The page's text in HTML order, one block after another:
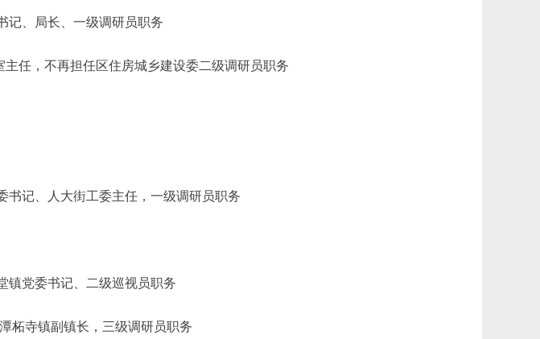
、局长、一级调研员职务
，不再担任区住房城乡建设委二级调研员职务
记、人大街工委主任，一级调研员职务
党委书记、二级巡视员职务
柘寺镇副镇长，三级调研员职务